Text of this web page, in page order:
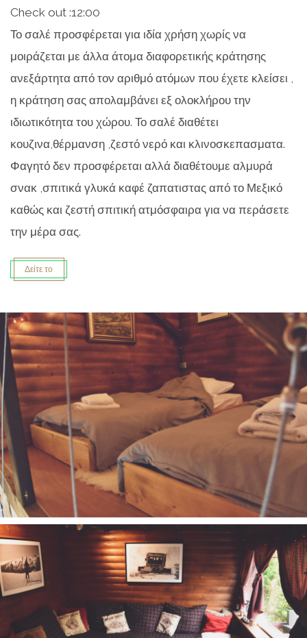
Check out :12:00
Το σαλέ προσφέρεται για ιδία χρήση χωρίς να
μοιράζεται με άλλα άτομα διαφορετικής κράτησης
ανεξάρτητα από τον αριθμό ατόμων που έχετε κλείσει ,
η κράτηση σας απολαμβάνει εξ ολοκλήρου την
ιδιωτικότητα του χώρου. Το σαλέ διαθέτει
κουζινα,θέρμανση ,ζεστό νερό και κλινοσκεπασματα.
Φαγητό δεν προσφέρεται αλλά διαθέτουμε αλμυρά
σνακ ,σπιτικά γλυκά καφέ ζαπατιστας από το Μεξικό
καθώς και ζεστή σπιτική ατμόσφαιρα για να περάσετε
την μέρα σας.
Δείτε το